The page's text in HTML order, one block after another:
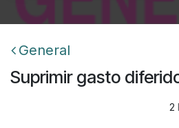
General
Suprimir gasto
2